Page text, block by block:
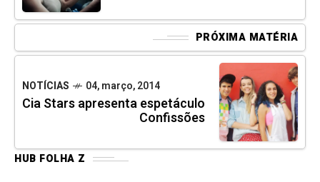
PRÓXIMA MATÉRIA
NOTÍCIAS 04, março, 2014
Cia Stars apresenta espetáculo
Confissões
HUB FOLHA Z